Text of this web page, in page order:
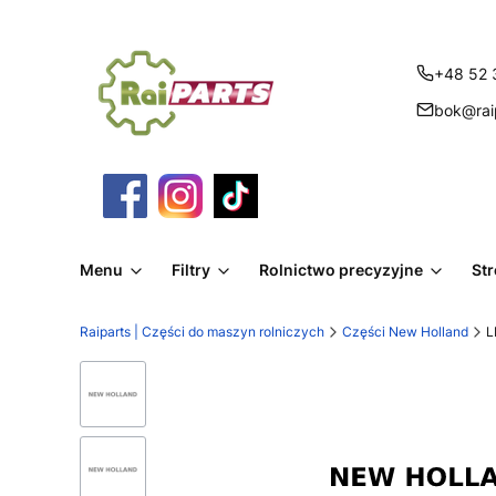
+48 52
Menu Filtry Rolnictwo precyzyjne
Raiparts | Części do maszyn rolniczych Części New Holland